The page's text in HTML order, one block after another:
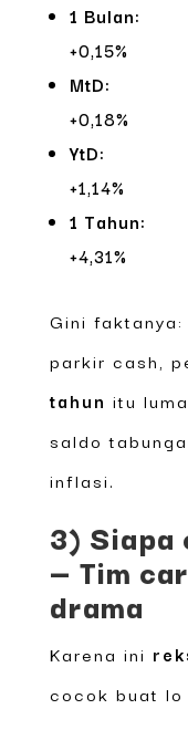
1 Bulan:
+0,15%
MtD:
+0,18%
YtD:
+1,14%
1 Tahun:
+4,31%
Gini
parkir cash,
tahun itu
saldo
inflasi.
3) Siapa
— Tim
drama
Karena ini
cocok buat lo